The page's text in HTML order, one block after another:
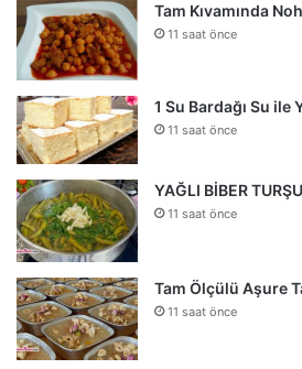
Tam Kıvamında
11 saat önce
1 Su Bardağı Su ile
11 saat önce
YAĞLI BİBER
11 saat önce
Tam Ölçülü Aşure
11 saat önce